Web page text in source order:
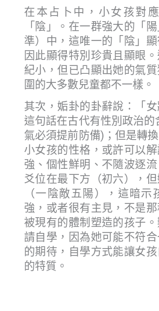
在本占卜中，小女孩對
「陰」。在一群強大的「
準）中，這唯一的「陰」
因此顯得特別珍貴且顯眼
紀小，但已凸顯出她的氣
圍的大多數兒童都不一樣。
其次，姤卦的卦辭說：「女
這句話在古代有性別政治
氣必須提前防備)；但是轉
小女孩的性格，或許可以
強、個性鮮明、不隨波逐
爻位在最下方（初六），
（一陰敵五陽），這暗示
強，或者很有主見，不是
被現有的體制塑造的孩子
請自學，因為她可能不符合
的期待，自學方式能讓女
的特質。